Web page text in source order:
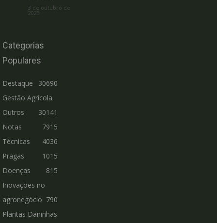
3 de outubro de
2023
Categorias
Populares
Destaque
30690
Gestão Agrícola
30141
Outros
7915
Notas
Técnicas
4036
Pragas
1015
Doenças
815
Inovações no
agronegócio 790
Plantas Daninhas